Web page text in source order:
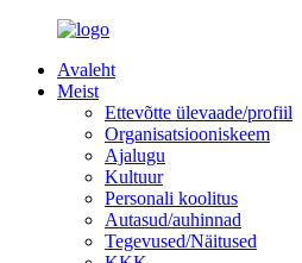
Avaleht
Meist
Ettevõtte ülevaade/profiil
Organisatsiooniskeem
Ajalugu
Kultuur
Personali koolitus
Autasud/auhinnad
Tegevused/Näitused